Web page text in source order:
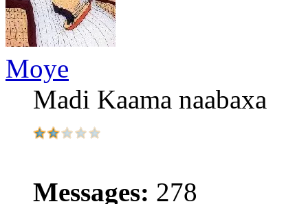
Moye
Madi Kaama naabaxa
Messages: 278